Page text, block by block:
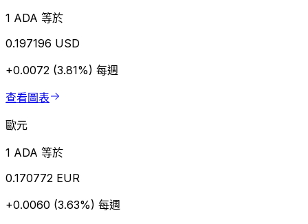
1 ADA 等於
0.197196 USD
+0.0072 (3.81%) 每週
查看圖表
歐元
1 ADA 等於
0.170772 EUR
+0.0060 (3.63%) 每週